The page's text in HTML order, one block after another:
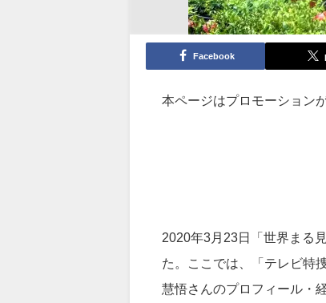
Facebook
本ページはプロモーション
2020年3月23日「世界まる
た。ここでは、「テレビ特
慧悟さんのプロフィール・